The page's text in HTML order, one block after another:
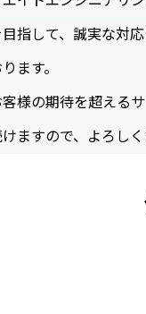
指して、誠実な対
ます。
様の期待を超える
ますので、よろしく